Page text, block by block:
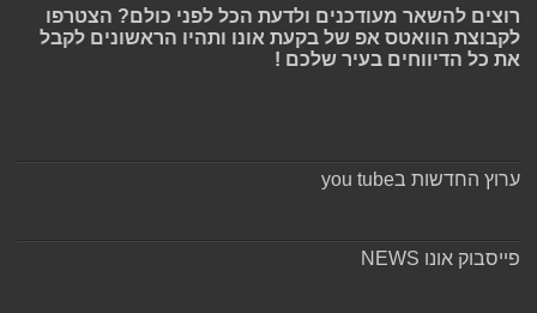
רוצים להשאר מעודכנים ולדעת הכל לפני כולם? הצטרפו
לקבוצת הוואטס אפ של בקעת אונו ותהיו הראשונים לקבל
את כל הדיווחים בעיר שלכם !
ערוץ החדשות בyou tube
פייסבוק אונו NEWS